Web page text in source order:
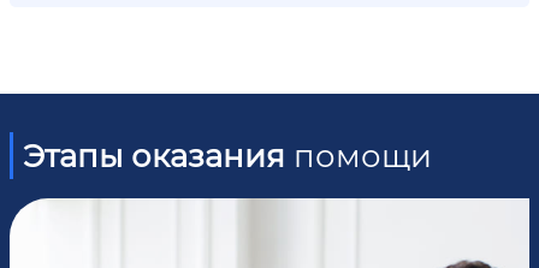
Этапы оказания помощи